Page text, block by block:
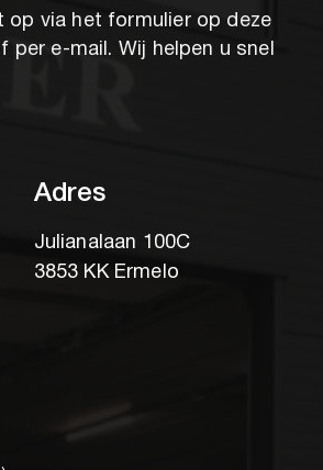
op via het formulier op deze
per e-mail. Wij helpen u snel
Adres
Julianalaan 100C
3853 KK Ermelo